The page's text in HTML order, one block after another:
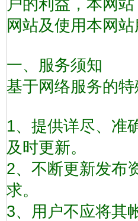
户的利益，本网
网站及使用本网
一、服务须知
基于网络服务的
1、提供详尽、准
及时更新。
2、不断更新发布
求。
3、用户不应将其